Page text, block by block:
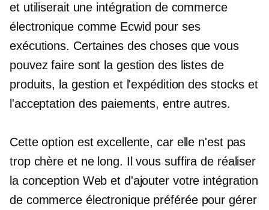
et utiliserait une intégration de commerce
électronique comme Ecwid pour ses
exécutions. Certaines des choses que vous
pouvez faire sont la gestion des listes de
produits, la gestion et l'expédition des stocks et
l'acceptation des paiements, entre autres.
Cette option est excellente, car elle n'est pas
trop chère et ne long. Il vous suffira de réaliser
la conception Web et d'ajouter votre intégration
de commerce électronique préférée pour gérer